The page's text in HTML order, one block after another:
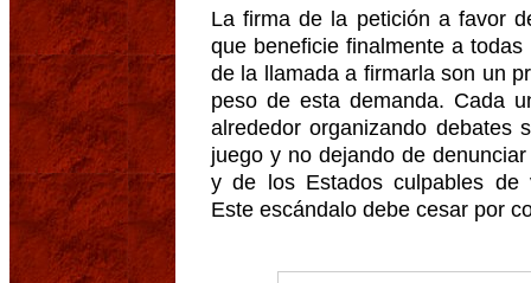
La firma de la petición a favor
que beneficie finalmente a
de la llamada a firmarla son un
peso de esta demanda. Cada
alrededor organizando debates
juego y no dejando de
y de los Estados culpables de
Este escándalo debe cesar por